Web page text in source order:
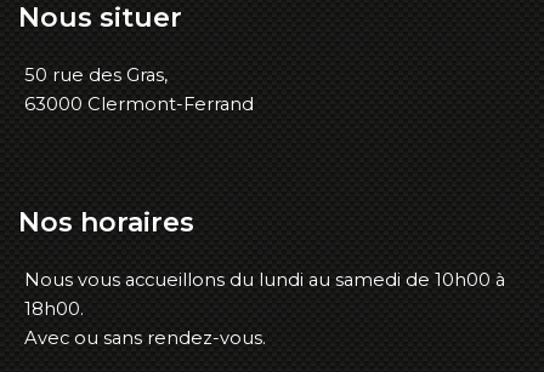
Nous situer
50 rue des Gras,
63000 Clermont-Ferrand
Nos horaires
Nous vous accueillons du lundi au samedi de 10h00 à
18h00.
Avec ou sans rendez-vous.